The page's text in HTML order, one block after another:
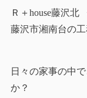
Ｒ＋house藤沢北
藤沢市湘南台の
日々の家事の中
か？